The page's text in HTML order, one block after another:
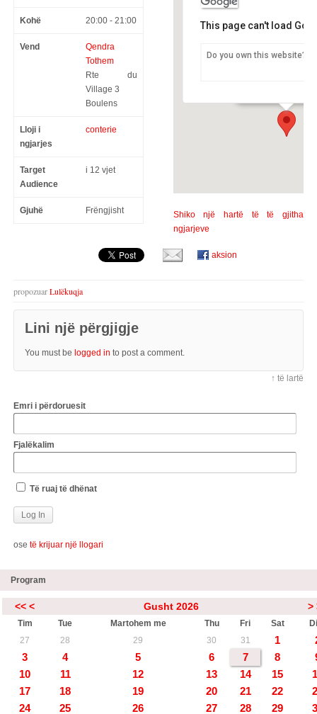
Kohë 20:00 - 21:00
Vend
Qendra
Tothem
Rte du
Village 3
Boulens
Lloji i
ngjarjes
conterie
Target
Audience
i 12 vjet
Gjuhë Frëngjisht
This page can't load
Do you own this website?
Shiko një hartë të të gjitha
ngjarjeve
aksion
propozuarLulëkuqja
Lini një përgjigje
You must be logged in to post a comment.
↑ të lartë
Emri i përdoruesit
Fjalëkalim
Të ruaj të dhënat
ose të krijuar një llogari
Program
<< < Gusht 2026 >
Tim Tue Martohem me Thu Fri Sat
27
28 29 30 31 1
3
4 5 6 7 8
10
11 12 13 14 15
17
18 19 20 21 22
24
25 26 27 28 29